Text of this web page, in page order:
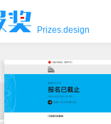
Prizes.design